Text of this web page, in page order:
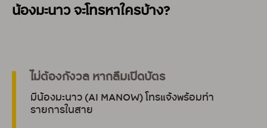
น้องมะนาว จะโทรหาใครบ้าง?
ไม่ต้องกังวล หากลืมเปิดบัตร
มีน้องมะนาว (AI MANOW) โทรแจ้งพร้อมทำ
รายการในสาย